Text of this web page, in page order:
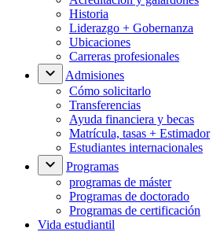
Historia
Liderazgo + Gobernanza
Ubicaciones
Carreras profesionales
Admisiones
Cómo solicitarlo
Transferencias
Ayuda financiera y becas
Matrícula, tasas + Estimador
Estudiantes internacionales
Programas
programas de máster
Programas de doctorado
Programas de certificación
Vida estudiantil